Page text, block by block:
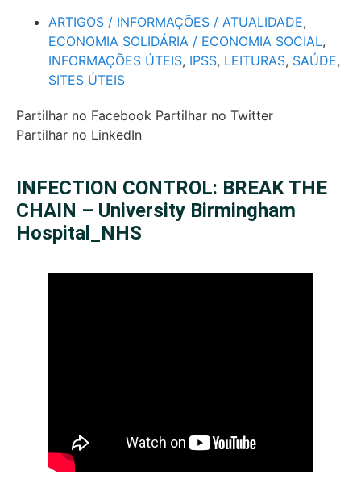
ARTIGOS / INFORMAÇÕES / ATUALIDADE,
ECONOMIA SOLIDÁRIA / ECONOMIA SOCIAL,
INFORMAÇÕES ÚTEIS, IPSS, LEITURAS, SAÚDE,
SITES ÚTEIS
Partilhar no Facebook Partilhar no Twitter
Partilhar no LinkedIn
INFECTION CONTROL: BREAK THE
CHAIN – University Birmingham
Hospital_NHS